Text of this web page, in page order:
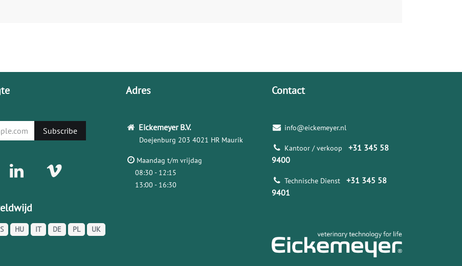
Subscribe
HU IT DE PL
UK
Adres
Eickemeyer B.V.
Doejenburg 203 4021 HR Maurik
Maandag t/m vrijdag
08:30 - 12:15
13:00 - 16:30
Contact
info@eickemeyer.nl
Kantoor / verkoop +31 345 58
9400
Technische Dienst +31 345 58
9401